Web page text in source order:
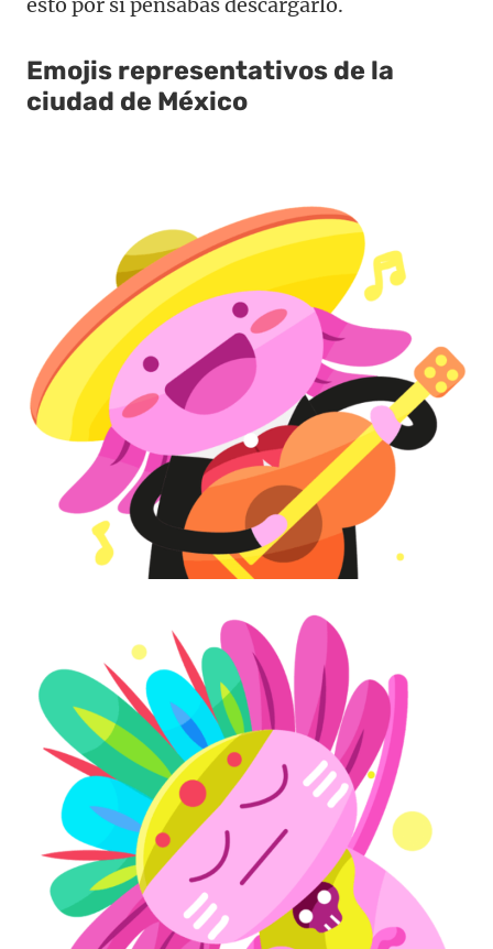
Emojis representativos de la
ciudad de México